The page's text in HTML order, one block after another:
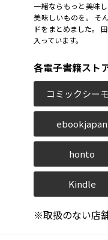
一緒ならもっと美味
美味しいものを。 そ
ドをまとめました。
入っています。
各電子書籍スト
コミックシー
ebookjapan
honto
Kindle
※取扱のない店